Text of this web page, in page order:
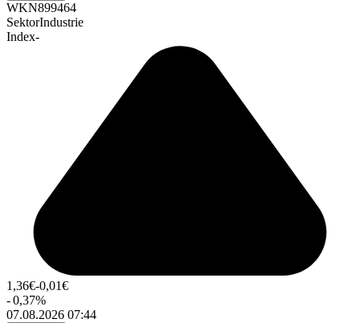
WKN899464
SektorIndustrie
Index-
1,36€-0,01€
-0,37%
07.08.2026 07:44